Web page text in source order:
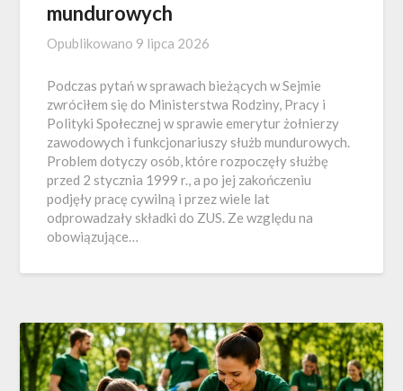
mundurowych
Opublikowano 9 lipca 2026
Podczas pytań w sprawach bieżących w Sejmie
zwróciłem się do Ministerstwa Rodziny, Pracy i
Polityki Społecznej w sprawie emerytur żołnierzy
zawodowych i funkcjonariuszy służb mundurowych.
Problem dotyczy osób, które rozpoczęły służbę
przed 2 stycznia 1999 r., a po jej zakończeniu
podjęły pracę cywilną i przez wiele lat
odprowadzały składki do ZUS. Ze względu na
obowiązujące…